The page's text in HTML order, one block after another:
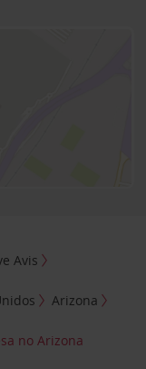
Avis
Arizona
no Arizona